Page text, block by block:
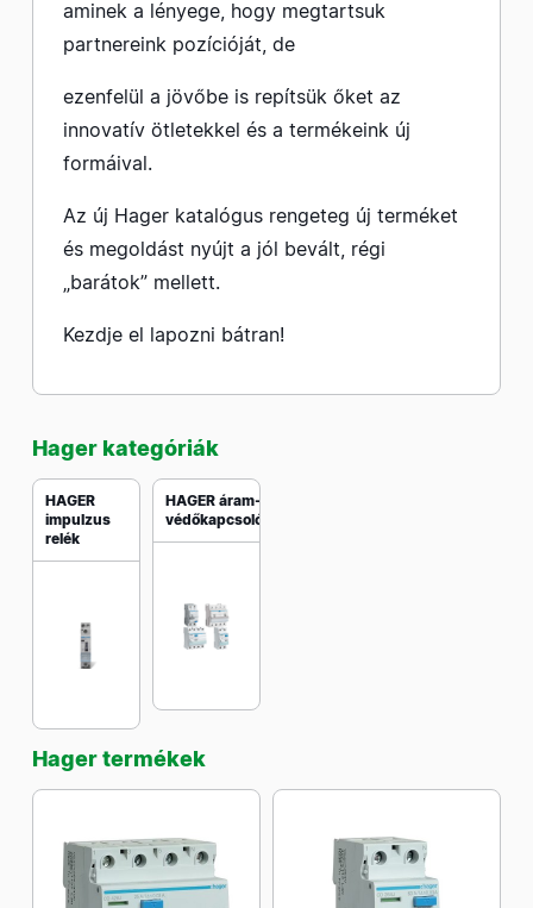
aminek a lényege, hogy megtartsuk
partnereink pozícióját, de
ezenfelül a jövőbe is repítsük őket az
innovatív ötletekkel és a termékeink új
formáival.
Az új Hager katalógus rengeteg új terméket
és megoldást nyújt a jól bevált, régi
„barátok” mellett.
Kezdje el lapozni bátran!
Hager kategóriák
HAGER
impulzus
relék
HAGER áram-
védőkapcsolók
Hager termékek